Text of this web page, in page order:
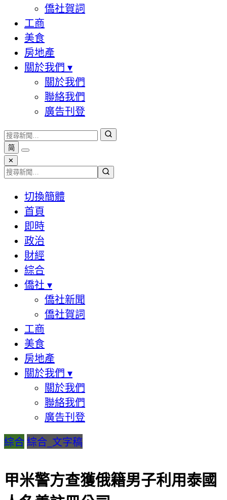
僑社賀詞
工商
美食
房地產
關於我們 ▾
關於我們
聯絡我們
廣告刊登
简
✕
切換簡體
首頁
即時
政治
財經
綜合
僑社 ▾
僑社新聞
僑社賀詞
工商
美食
房地產
關於我們 ▾
關於我們
聯絡我們
廣告刊登
綜合 綜合_文字稿
甲米警方查獲俄籍男子利用泰國